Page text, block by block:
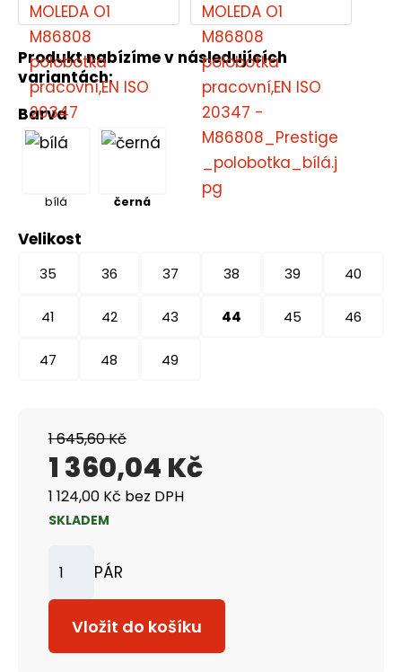
Produkt nabízíme v následujících
variantách:
Barva
bílá černá
Velikost
35 36 37 38 39 40
41 42 43 44 45 46
47 48 49
1 645,60 Kč
1 360,04 Kč
1 124,00 Kč bez DPH
SKLADEM
m
n
PÁR
Vložit do košíku